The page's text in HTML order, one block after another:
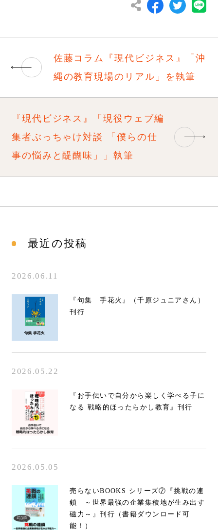
佐藤コラム『現代ビジネス』「沖
縄の教育現場のリアル」を執筆
『現代ビジネス』「現役ウェブ編
集者ぶっちゃけ対談 「僕らの仕
事の悩みと醍醐味」」執筆
最近の投稿
2026.06.11
『句集 手花火』（千原ジュニアさん）
刊行
2026.05.22
『お手伝いで自分から楽しく学べる子に
なる 戦略的ほったらかし教育』刊行
2026.05.05
売らないBOOKS シリーズ⑦『挑戦の連
鎖 ～世界最強の企業集積地が生み出す
磁力～』刊行（書籍ダウンロード可
能！）